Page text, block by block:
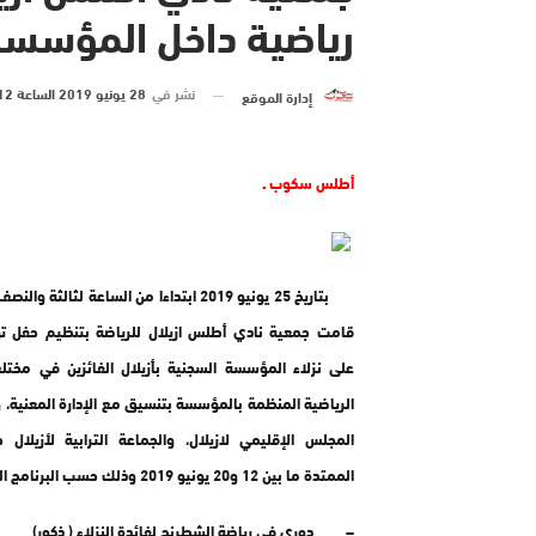
رياضية داخل
إدارة الموقع نشر في 28 يونيو 2019 الساعة 12 و 11 دقيقة
أطلس سكوب ـ
بتاريخ 25 يونيو 2019 ابتداءا من الساعة لثالثة
قامت جمعية نادي أطلس ازيلال للرياضة بتنظيم حفل
على نزلاء المؤسسة السجنية بأزيلال الفائزين في
الرياضية المنظمة بالمؤسسة بتنسيق مع الإدارة
المجلس الإقليمي لازيلال، والجماعة الترابية لأزيلال
الممتدة ما بين 12 و20 يونيو 2019 وذلك حسب البرنامج التالي:
– دوري في رياضة الشطرنج لفائدة النزلاء ( ذكور)